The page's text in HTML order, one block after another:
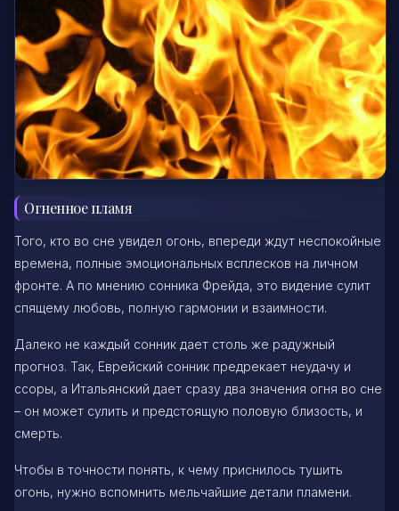
Огненное пламя
Того, кто во сне увидел огонь, впереди ждут неспокойные
времена, полные эмоциональных всплесков на личном
фронте. А по мнению сонника Фрейда, это видение сулит
спящему любовь, полную гармонии и взаимности.
Далеко не каждый сонник дает столь же радужный
прогноз. Так, Еврейский сонник предрекает неудачу и
ссоры, а Итальянский дает сразу два значения огня во сне
– он может сулить и предстоящую половую близость, и
смерть.
Чтобы в точности понять, к чему приснилось тушить
огонь, нужно вспомнить мельчайшие детали пламени.